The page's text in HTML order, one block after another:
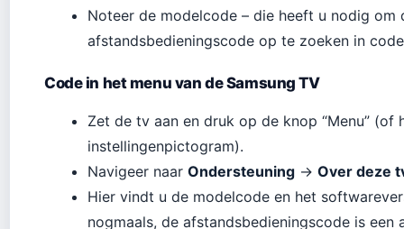
Noteer de modelcode – die heeft u nodig om
afstandsbedieningscode op te zoeken in
Code in het menu van de Samsung TV
Zet de tv aan en druk op de knop “Menu” (of
instellingenpictogram).
Navigeer naar Ondersteuning → Over deze
Hier vindt u de modelcode en het
nogmaals, de afstandsbedieningscode is een